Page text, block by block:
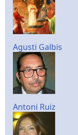
Agusti Galbis
Antoni Ruiz